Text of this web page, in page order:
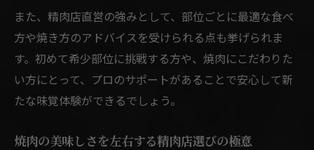
また、精肉店直営の強みとして、部位ごとに最適な食べ
方や焼き方のアドバイスを受けられる点も挙げられま
す。初めて希少部位に挑戦する方や、焼肉にこだわりた
い方にとって、プロのサポートがあることで安心して新
たな味覚体験ができるでしょう。
焼肉の美味しさを左右する精肉店選びの極意